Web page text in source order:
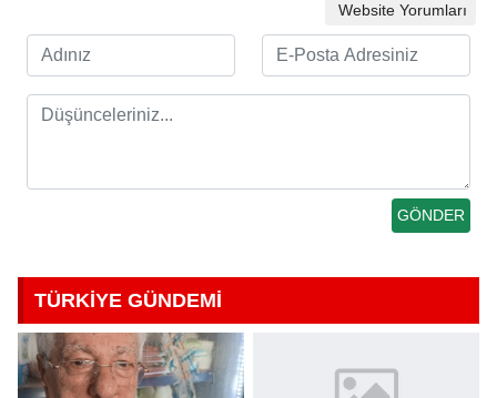
Website Yorumları
TÜRKİYE GÜNDEMİ